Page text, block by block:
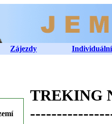
Zájezdy
Individuální
TREKING